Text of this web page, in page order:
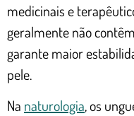
medicinais e
geralmente não
garante maior
pele.
Na naturologia, os